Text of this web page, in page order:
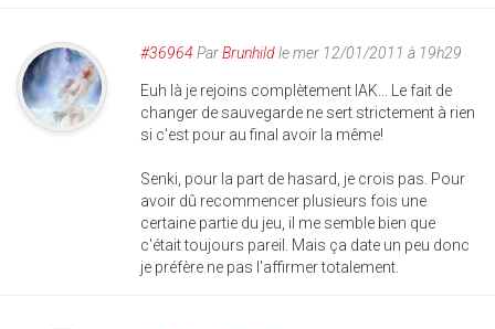
#36964 ParBrunhildle mer 12/01/2011 à 19h29
Euh là je rejoins complètement IAK... Le fait de
changer de sauvegarde ne sert strictement à rien
si c'est pour au final avoir la même!
Senki, pour la part de hasard, je crois pas. Pour
avoir dû recommencer plusieurs fois une
certaine partie du jeu, il me semble bien que
c'était toujours pareil. Mais ça date un peu donc
je préfère ne pas l'affirmer totalement.